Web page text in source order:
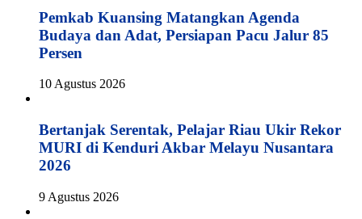
Pemkab Kuansing Matangkan Agenda
Budaya dan Adat, Persiapan Pacu Jalur 85
Persen
10 Agustus 2026
Bertanjak Serentak, Pelajar Riau Ukir Rekor
MURI di Kenduri Akbar Melayu Nusantara
2026
9 Agustus 2026